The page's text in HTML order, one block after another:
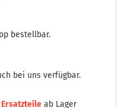
bestellbar.
bei uns verfügbar.
Ersatzteile ab Lager